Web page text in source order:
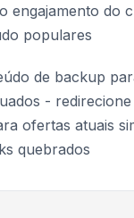
engajamento do
populares
de backup
- redirecione
ofertas atuais
quebrados